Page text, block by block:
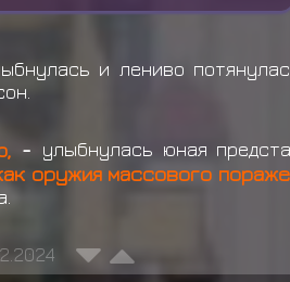
и лениво
- улыбнулась юная
оружия массового